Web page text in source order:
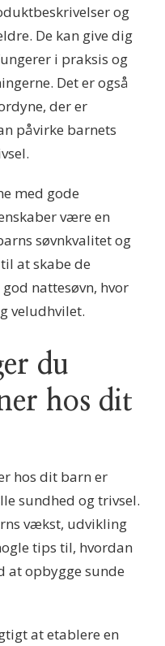
og
De kan give dig
i praksis og
Det er også
der er
påvirke barnets
med gode
være en
søvnkvalitet og
at skabe de
nattesøvn, hvor
veludhvilet.
du
hos dit
hos dit barn er
sundhed og trivsel.
vækst, udvikling
tips til, hvordan
opbygge sunde
at etablere en